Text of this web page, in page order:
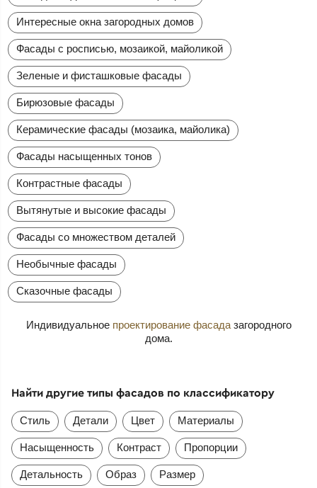
Интересные окна загородных домов
Фасады с росписью, мозаикой, майоликой
Зеленые и фисташковые фасады
Бирюзовые фасады
Керамические фасады (мозаика, майолика)
Фасады насыщенных тонов
Контрастные фасады
Вытянутые и высокие фасады
Фасады со множеством деталей
Необычные фасады
Сказочные фасады
Индивидуальное проектирование фасадазагородного
дома.
Найти другие типы фасадов по классификатору
Стиль Детали Цвет Материалы
Насыщенность Контраст Пропорции
Детальность Образ Размер